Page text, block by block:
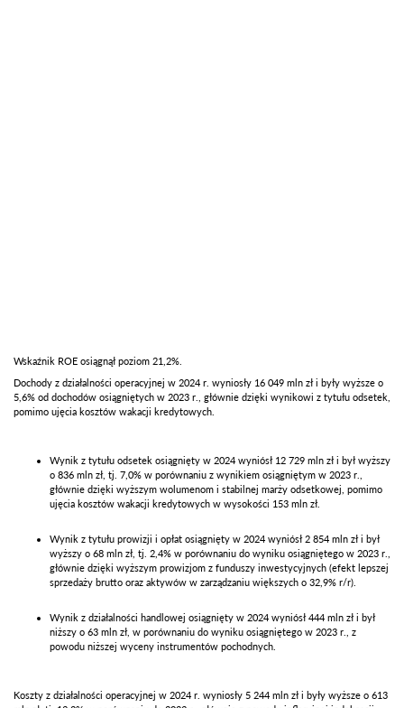
Wskaźnik ROE osiągnął poziom 21,2%.
Dochody z działalności operacyjnej w 2024 r. wyniosły 16 049 mln zł i były wyższe o
5,6% od dochodów osiągniętych w 2023 r., głównie dzięki wynikowi z tytułu odsetek,
pomimo ujęcia kosztów wakacji kredytowych.
Wynik z tytułu odsetek osiągnięty w 2024 wyniósł 12 729 mln zł i był wyższy
o 836 mln zł, tj. 7,0% w porównaniu z wynikiem osiągniętym w 2023 r.,
głównie dzięki wyższym wolumenom i stabilnej marży odsetkowej, pomimo
ujęcia kosztów wakacji kredytowych w wysokości 153 mln zł.
Wynik z tytułu prowizji i opłat osiągnięty w 2024 wyniósł 2 854 mln zł i był
wyższy o 68 mln zł, tj. 2,4% w porównaniu do wyniku osiągniętego w 2023 r.,
głównie dzięki wyższym prowizjom z funduszy inwestycyjnych (efekt lepszej
sprzedaży brutto oraz aktywów w zarządzaniu większych o 32,9% r/r).
Wynik z działalności handlowej osiągnięty w 2024 wyniósł 444 mln zł i był
niższy o 63 mln zł, w porównaniu do wyniku osiągniętego w 2023 r., z
powodu niższej wyceny instrumentów pochodnych.
Koszty z działalności operacyjnej w 2024 r. wyniosły 5 244 mln zł i były wyższe o 613